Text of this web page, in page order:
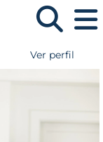
Ver perfil